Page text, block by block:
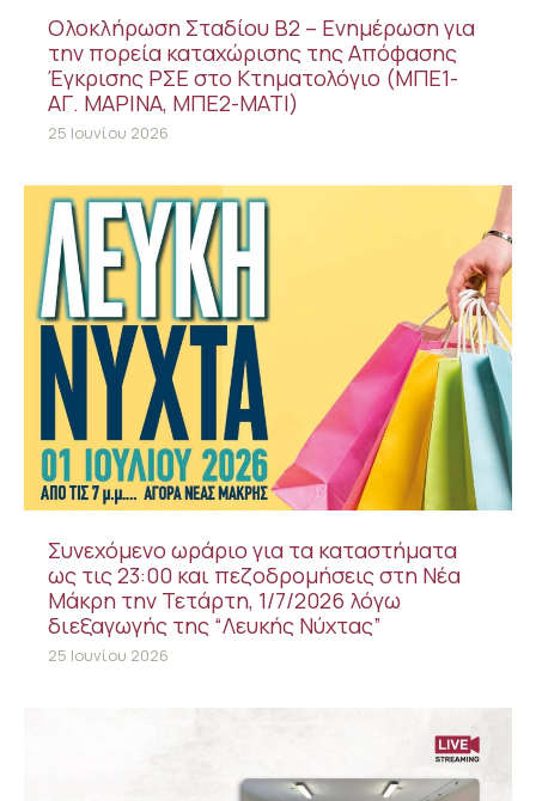
Ολοκλήρωση Σταδίου Β2 – Ενημέρωση για
την πορεία καταχώρισης της Απόφασης
Έγκρισης ΡΣΕ στο Κτηματολόγιο (ΜΠΕ1-
ΑΓ. ΜΑΡΙΝΑ, ΜΠΕ2-ΜΑΤΙ)
25 Ιουνίου 2026
Συνεχόμενο ωράριο για τα καταστήματα
ως τις 23:00 και πεζοδρομήσεις στη Νέα
Μάκρη την Τετάρτη, 1/7/2026 λόγω
διεξαγωγής της “Λευκής Νύχτας”
25 Ιουνίου 2026